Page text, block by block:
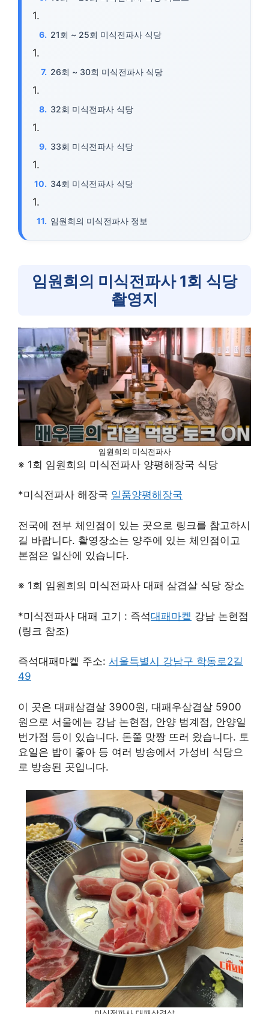
21회 ~ 25회 미식전파사 식당
26회 ~ 30회 미식전파사 식당
32회 미식전파사 식당
33회 미식전파사 식당
34회 미식전파사 식당
임원희의 미식전파사 정보
임원희의 미식전파사 1회 식당
촬영지
임원희의 미식전파사
※ 1회 임원희의 미식전파사 양평해장국 식당
*미식전파사 해장국 일품양평해장국
전국에 전부 체인점이 있는 곳으로 링크를 참고하시
길 바랍니다. 촬영장소는 양주에 있는 체인점이고
본점은 일산에 있습니다.
※ 1회 임원희의 미식전파사 대패 삼겹살 식당 장소
*미식전파사 대패 고기 : 즉석대패마켙 강남 논현점
(링크 참조)
즉석대패마켙 주소: 서울특별시 강남구 학동로2길
49
이 곳은 대패삼겹살 3900원, 대패우삼겹살 5900
원으로 서울에는 강남 논현점, 안양 범계점, 안양일
번가점 등이 있습니다. 돈쭐 맞짱 뜨러 왔습니다. 토
요일은 밥이 좋아 등 여러 방송에서 가성비 식당으
로 방송된 곳입니다.